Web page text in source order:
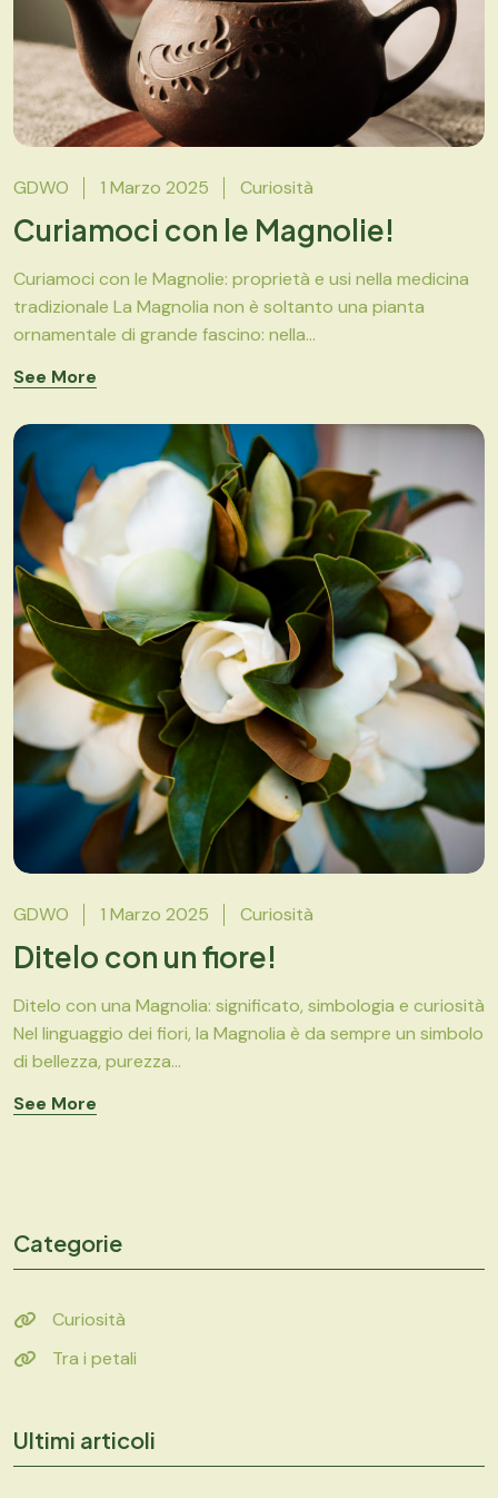
GDWO 1 Marzo 2025 Curiosità
Curiamoci con le Magnolie!
Curiamoci con le Magnolie: proprietà e usi nella medicina
tradizionale La Magnolia non è soltanto una pianta
ornamentale di grande fascino: nella...
See More
GDWO 1 Marzo 2025 Curiosità
Ditelo con un fiore!
Ditelo con una Magnolia: significato, simbologia e curiosità
Nel linguaggio dei fiori, la Magnolia è da sempre un simbolo
di bellezza, purezza...
See More
Categorie
Curiosità
Tra i petali
Ultimi articoli